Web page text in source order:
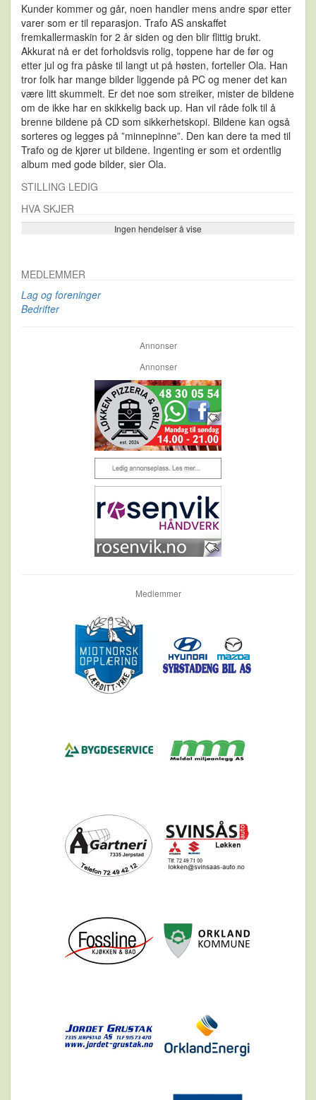
Kunder kommer og går, noen handler mens andre spør etter
varer som er til reparasjon. Trafo AS anskaffet
fremkallermaskin for 2 år siden og den blir flittig brukt.
Akkurat nå er det forholdsvis rolig, toppene har de før og
etter jul og fra påske til langt ut på høsten, forteller Ola. Han
tror folk har mange bilder liggende på PC og mener det kan
være litt skummelt. Er det noe som streiker, mister de bildene
om de ikke har en skikkelig back up. Han vil råde folk til å
brenne bildene på CD som sikkerhetskopi. Bildene kan også
sorteres og legges på ”minnepinne”. Den kan dere ta med til
Trafo og de kjører ut bildene. Ingenting er som et ordentlig
album med gode bilder, sier Ola.
STILLING LEDIG
HVA SKJER
Ingen hendelser å vise
Se flere…
MEDLEMMER
Lag og foreninger
Bedrifter
Annonser
Annonser
Medlemmer